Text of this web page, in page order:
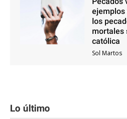
los
mortales
católica
Sol Martos
Lo último